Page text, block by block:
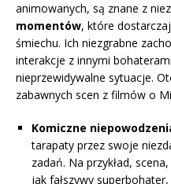
animowanych, są znane z
momentów, które
śmiechu. Ich niezgrabne
interakcje z innymi
nieprzewidywalne sytuacje.
zabawnych scen z filmów o
Komiczne
tarapaty przez swoje
zadań. Na przykład,
jak fałszywy